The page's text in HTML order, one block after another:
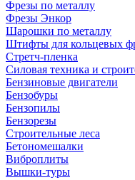
Фрезы по металлу
Фрезы Энкор
Шарошки по металлу
Штифты для кольцевых
Стретч-пленка
Силовая техника и
Бензиновые двигатели
Бензобуры
Бензопилы
Бензорезы
Строительные леса
Бетономешалки
Виброплиты
Вышки-туры